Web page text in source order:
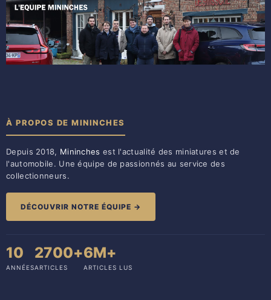
À PROPOS DE MININCHES
Depuis 2018, Mininches est l'actualité des miniatures et de
l'automobile. Une équipe de passionnés au service des
collectionneurs.
DÉCOUVRIR NOTRE ÉQUIPE →
10
ANNÉES
2700+
ARTICLES
6M+
ARTICLES LUS